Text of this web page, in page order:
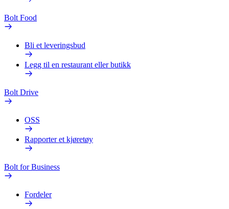
Bolt Food
Bli et leveringsbud
Legg til en restaurant eller butikk
Bolt Drive
OSS
Rapporter et kjøretøy
Bolt for Business
Fordeler